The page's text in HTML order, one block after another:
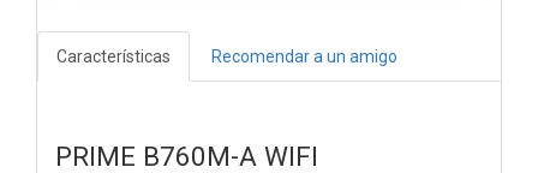
Características Recomendar a un amigo
PRIME B760M-A WIFI